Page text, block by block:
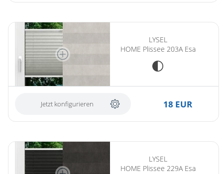
LYSEL
HOME Plissee 203A Esa
Jetzt konfigurieren 18 EUR
LYSEL
HOME Plissee 229A Esa